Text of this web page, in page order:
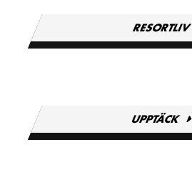
RESORTLIV
UPPTÄCK